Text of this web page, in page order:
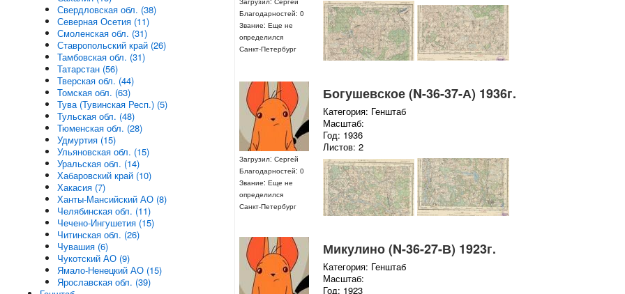
Благодарностей: 0
Звание: Еще не
определился
Санкт-Петербург
Загрузил: Сергей
Благодарностей: 0
Звание: Еще не
определился
Санкт-Петербург
Богушевское (N-36-37-А) 1936г.
Категория: Генштаб
Масштаб:
Год: 1936
Листов: 2
Микулино (N-36-27-В) 1923г.
Категория: Генштаб
Масштаб:
Год: 1923
Свердловская обл. (38)
Северная Осетия (11)
Смоленская обл. (31)
Ставропольский край (26)
Тамбовская обл. (31)
Татарстан (56)
Тверская обл. (44)
Томская обл. (63)
Тува (Тувинская Респ.) (5)
Тульская обл. (48)
Тюменская обл. (28)
Удмуртия (15)
Ульяновская обл. (15)
Уральская обл. (14)
Хабаровский край (10)
Хакасия (7)
Ханты-Мансийский АО (8)
Челябинская обл. (11)
Чечено-Ингушетия (15)
Читинская обл. (26)
Чувашия (6)
Чукотский АО (9)
Ямало-Ненецкий АО (15)
Ярославская обл. (39)